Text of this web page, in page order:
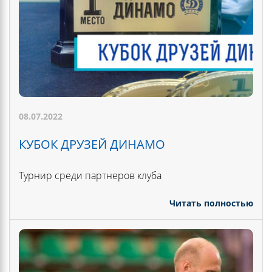
08.07.2022
КУБОК ДРУЗЕЙ ДИНАМО
Турнир среди партнеров клуба
Читать полностью